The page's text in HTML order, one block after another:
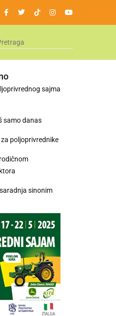
sajma
samo danas
poljoprivrednike
sinonim